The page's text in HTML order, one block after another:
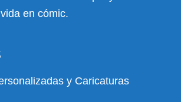
en cómic.
y Caricaturas